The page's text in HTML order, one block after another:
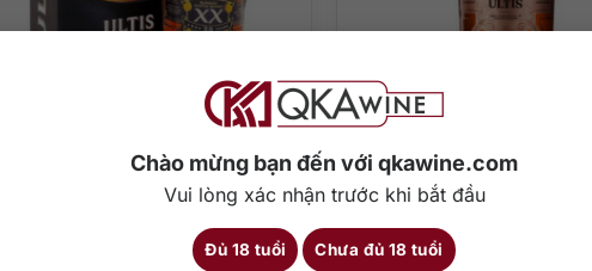
Chào mừng bạn đến với qkawine.com
Vui lòng xác nhận trước khi bắt đầu
Đủ 18 tuổi Chưa đủ 18 tuổi
Rượu Chivas Ultis XX 20 năm
700ml
40%
Rượu Chivas Regal Ultis
4.750.000
1000 ml